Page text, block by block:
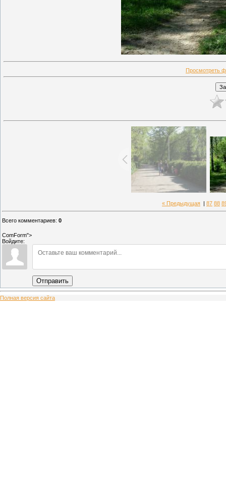
Просмотреть
« Предыдущая 87 88
Всего комментариев: 0
ComForm">
Войдите:
Отправить
Полная версия сайта